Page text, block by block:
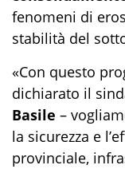
fenomeni di
stabilità del
«Con questo
dichiarato il
Basile –
la sicurezza e
provinciale,